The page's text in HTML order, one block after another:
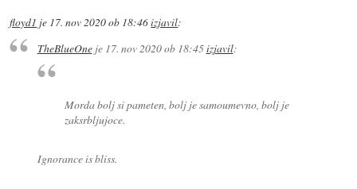
floyd1 je 17. nov 2020 ob 18:46izjavil:
TheBlueOneje 17. nov 2020 ob 18:45izjavil:
Morda bolj si pameten, bolj je samoumevno, bolj je
zaksrbljujoce.
Ignorance is bliss.